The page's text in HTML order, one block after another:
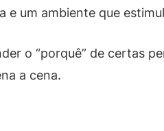
um ambiente que
o “porquê” de certas
a cena.